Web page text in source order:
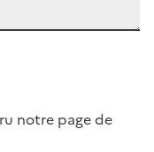
notre page de